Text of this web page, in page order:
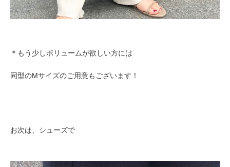
＊もう少しボリュームが欲しい方には
同型のMサイズのご用意もございます！
お次は、シューズで